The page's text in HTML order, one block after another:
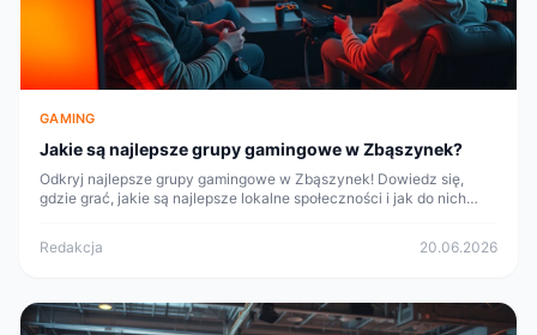
GAMING
Jakie są najlepsze grupy gamingowe w Zbąszynek?
Odkryj najlepsze grupy gamingowe w Zbąszynek! Dowiedz się,
gdzie grać, jakie są najlepsze lokalne społeczności i jak do nich
Redakcja
20.06.2026